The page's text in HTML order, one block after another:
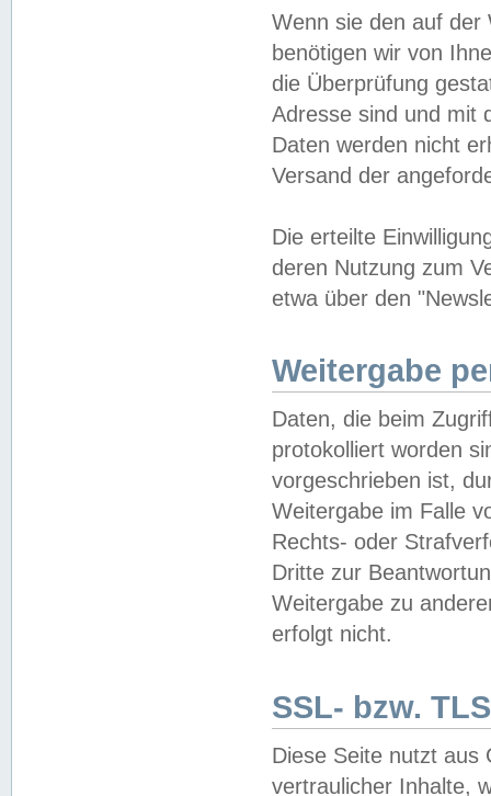
Wenn sie den auf der
benötigen wir von
die Überprüfung
Adresse sind und mit
Daten werden nicht
Versand der
Die erteilte
deren Nutzung zum
etwa über den
Weitergabe
Daten, die beim
protokolliert worden
vorgeschrieben ist,
Weitergabe im Falle
Rechts- oder
Dritte zur
Weitergabe zu
erfolgt nicht.
SSL- bzw.
Diese Seite nutzt aus
vertraulicher Inhalte,